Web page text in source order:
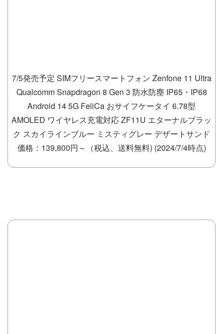
7/5発売予定 SIMフリースマートフォン Zenfone 11 Ultra
Qualcomm Snapdragon 8 Gen 3 防水防塵 IP65・IP68
Android 14 5G FeliCa おサイフケータイ 6.78型
AMOLED ワイヤレス充電対応 ZF11U エターナルブラッ
ク スカイラインブルー ミスティグレー デザートサンド
価格：139,800円～（税込、送料無料) (2024/7/4時点)